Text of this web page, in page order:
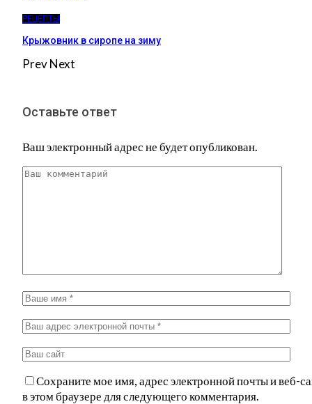
РЕЦЕПТЫ
Крыжовник в сиропе на зиму
PrevNext
Оставьте ответ
Ваш электронный адрес не будет опубликован.
Сохраните мое имя, адрес электронной почты и веб-
в этом браузере для следующего комментария.